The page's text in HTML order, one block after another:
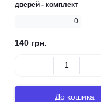
дверей - комплект
0
140 грн.
До кошика